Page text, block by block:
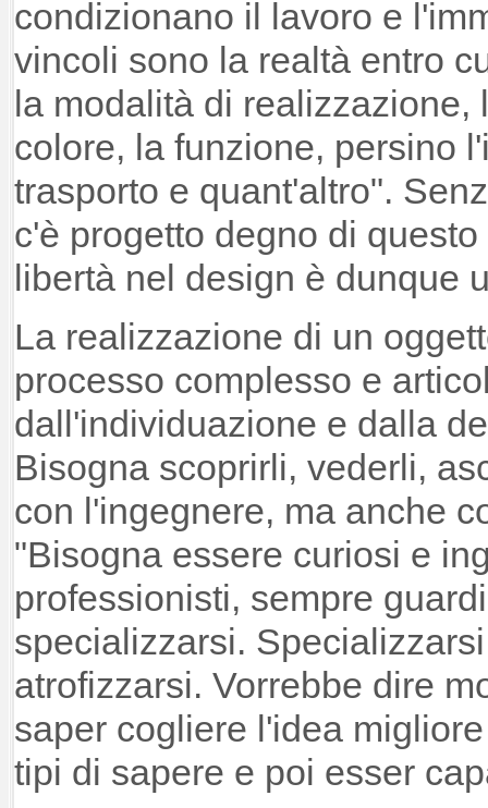
condizionano il lavoro e
vincoli sono la realtà entro
la modalità di realizzazione,
colore, la funzione, persino
trasporto e quant'altro".
c'è progetto degno di
libertà nel design è dunque
La realizzazione di un
processo complesso e
dall'individuazione e dalla
Bisogna scoprirli, vederli,
con l'ingegnere, ma anche
"Bisogna essere curiosi e
professionisti, sempre
specializzarsi.
atrofizzarsi. Vorrebbe dire
saper cogliere l'idea
tipi di sapere e poi esser